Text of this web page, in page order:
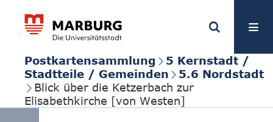
Postkartensammlung
5 Kernstadt /
Stadtteile / Gemeinden
5.6 Nordstadt
Blick über die Ketzerbach zur
Elisabethkirche [von Westen]